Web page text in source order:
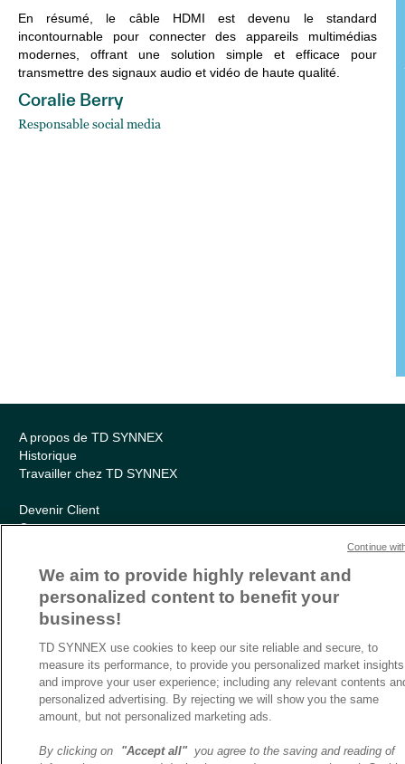
En résumé, le câble HDMI est devenu le standard
incontournable pour connecter des appareils multimédias
modernes, offrant une solution simple et efficace pour
transmettre des signaux audio et vidéo de haute qualité.
Coralie Berry
Responsable social media
A propos de TD SYNNEX
Historique
Travailler chez TD SYNNEX
Devenir Client
Contact
Relations Investisseurs
Ethics and Compliance
Politique Environnementale – RSE
Charte de confidentialité
Informations sur le transfert des données
We aim to provide highly relevant and
personalized content to benefit your
business!
TD SYNNEX use cookies to keep our site reliable and secure, to
measure its performance, to provide you personalized market insights
and improve your user experience; including any relevant contents
personalized advertising. By rejecting we will show you the same
amount, but not personalized marketing ads.
By clicking on "Accept all"you agree to the saving and reading of
Continue